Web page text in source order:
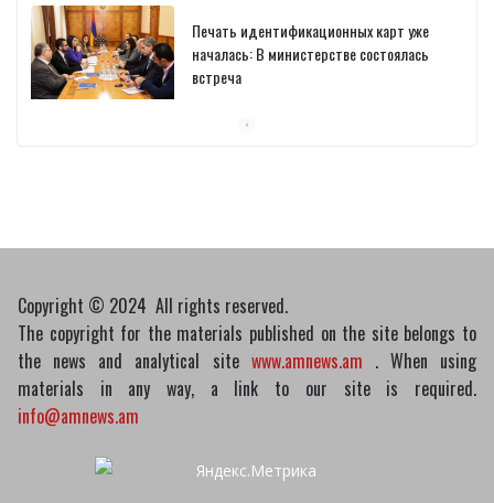
Печать идентификационных карт уже
началась: В министерстве состоялась
встреча
Copyright © 2024 All rights reserved.
The copyright for the materials published on the site belongs to
the news and analytical site www.amnews.am . When using
materials in any way, a link to our site is required.
info@amnews.am